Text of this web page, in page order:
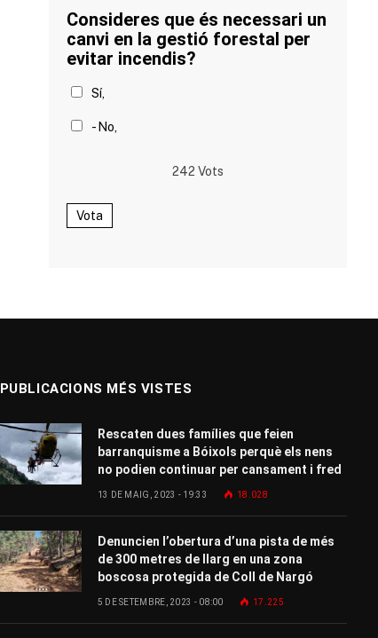
Consideres que és necessari un
canvi en la gestió forestal per
evitar incendis?
Sí,
- No,
242 Vots
Vota
PUBLICACIONS MÉS VISTES
Rescaten dues famílies que feien
barranquisme a Bóixols perquè els nens
no podien continuar per cansament i fred
13 DE MAIG, 2023 - 19:33 18.028
Denuncien l’obertura d’una pista de més
de 300 metres de llarg en una zona
boscosa protegida de Coll de Nargó
5 DE SETEMBRE, 2023 - 08:00 17.225